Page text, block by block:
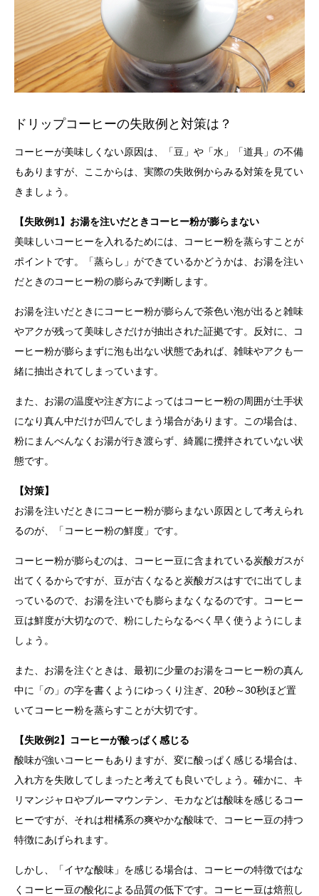
ドリップコーヒーの失敗例と対策は？
コーヒーが美味しくない原因は、「豆」や「水」「道具」の不備
もありますが、ここからは、実際の失敗例からみる対策を見てい
きましょう。
【失敗例1】お湯を注いだときコーヒー粉が膨らまない
美味しいコーヒーを入れるためには、コーヒー粉を蒸らすことが
ポイントです。「蒸らし」ができているかどうかは、お湯を注い
だときのコーヒー粉の膨らみで判断します。
お湯を注いだときにコーヒー粉が膨らんで茶色い泡が出ると雑味
やアクが残って美味しさだけが抽出された証拠です。反対に、コ
ーヒー粉が膨らまずに泡も出ない状態であれば、雑味やアクも一
緒に抽出されてしまっています。
また、お湯の温度や注ぎ方によってはコーヒー粉の周囲が土手状
になり真ん中だけが凹んでしまう場合があります。この場合は、
粉にまんべんなくお湯が行き渡らず、綺麗に攪拌されていない状
態です。
【対策】
お湯を注いだときにコーヒー粉が膨らまない原因として考えられ
るのが、「コーヒー粉の鮮度」です。
コーヒー粉が膨らむのは、コーヒー豆に含まれている炭酸ガスが
出てくるからですが、豆が古くなると炭酸ガスはすでに出てしま
っているので、お湯を注いでも膨らまなくなるのです。コーヒー
豆は鮮度が大切なので、粉にしたらなるべく早く使うようにしま
しょう。
また、お湯を注ぐときは、最初に少量のお湯をコーヒー粉の真ん
中に「の」の字を書くようにゆっくり注ぎ、20秒～30秒ほど置
いてコーヒー粉を蒸らすことが大切です。
【失敗例2】コーヒーが酸っぱく感じる
酸味が強いコーヒーもありますが、変に酸っぱく感じる場合は、
入れ方を失敗してしまったと考えても良いでしょう。確かに、キ
リマンジャロやブルーマウンテン、モカなどは酸味を感じるコー
ヒーですが、それは柑橘系の爽やかな酸味で、コーヒー豆の持つ
特徴にあげられます。
しかし、「イヤな酸味」を感じる場合は、コーヒーの特徴ではな
くコーヒー豆の酸化による品質の低下です。コーヒー豆は焙煎し